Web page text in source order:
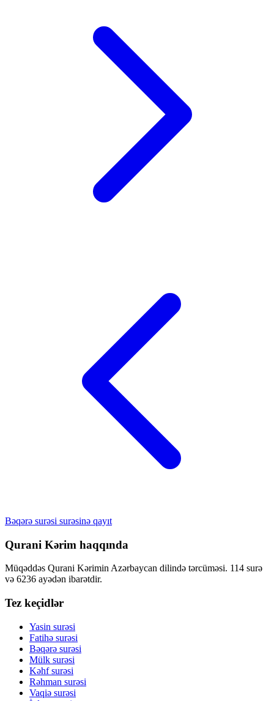
Bəqərə surəsi surəsinə qayıt
Qurani Kərim haqqında
Müqəddəs Qurani Kərimin Azərbaycan dilində tərcüməsi. 114 surə
və 6236 ayədən ibarətdir.
Tez keçidlər
Yasin surəsi
Fatihə surəsi
Bəqərə surəsi
Mülk surəsi
Kəhf surəsi
Rəhman surəsi
Vaqiə surəsi